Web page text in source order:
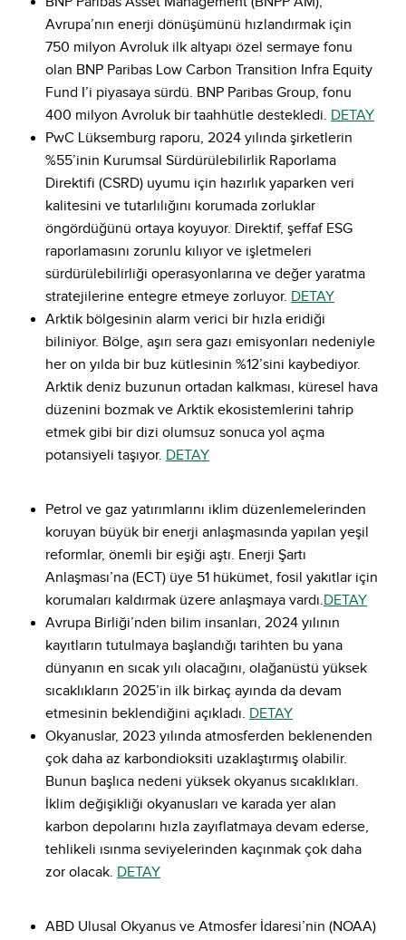
Avrupa’nın enerji dönüşümünü hızlandırmak için
750 milyon Avroluk ilk altyapı özel sermaye fonu
olan BNP Paribas Low Carbon Transition Infra Equity
Fund I’i piyasaya sürdü. BNP Paribas Group, fonu
400 milyon Avroluk bir taahhütle destekledi. DETAY
PwC Lüksemburg raporu, 2024 yılında şirketlerin
%55’inin Kurumsal Sürdürülebilirlik Raporlama
Direktifi (CSRD) uyumu için hazırlık yaparken veri
kalitesini ve tutarlılığını korumada zorluklar
öngördüğünü ortaya koyuyor. Direktif, şeffaf ESG
raporlamasını zorunlu kılıyor ve işletmeleri
sürdürülebilirliği operasyonlarına ve değer yaratma
stratejilerine entegre etmeye zorluyor. DETAY
Arktik bölgesinin alarm verici bir hızla eridiği
biliniyor. Bölge, aşırı sera gazı emisyonları nedeniyle
her on yılda bir buz kütlesinin %12’sini kaybediyor.
Arktik deniz buzunun ortadan kalkması, küresel hava
düzenini bozmak ve Arktik ekosistemlerini tahrip
etmek gibi bir dizi olumsuz sonuca yol açma
potansiyeli taşıyor. DETAY
Petrol ve gaz yatırımlarını iklim düzenlemelerinden
koruyan büyük bir enerji anlaşmasında yapılan yeşil
reformlar, önemli bir eşiği aştı. Enerji Şartı
Anlaşması’na (ECT) üye 51 hükümet, fosil yakıtlar için
korumaları kaldırmak üzere anlaşmaya vardı.DETAY
Avrupa Birliği’nden bilim insanları, 2024 yılının
kayıtların tutulmaya başlandığı tarihten bu yana
dünyanın en sıcak yılı olacağını, olağanüstü yüksek
sıcaklıkların 2025’in ilk birkaç ayında da devam
etmesinin beklendiğini açıkladı. DETAY
Okyanuslar, 2023 yılında atmosferden beklenenden
çok daha az karbondioksiti uzaklaştırmış olabilir.
Bunun başlıca nedeni yüksek okyanus sıcaklıkları.
İklim değişikliği okyanusları ve karada yer alan
karbon depolarını hızla zayıflatmaya devam ederse,
tehlikeli ısınma seviyelerinden kaçınmak çok daha
zor olacak. DETAY
ABD Ulusal Okyanus ve Atmosfer İdaresi’nin (NOAA)